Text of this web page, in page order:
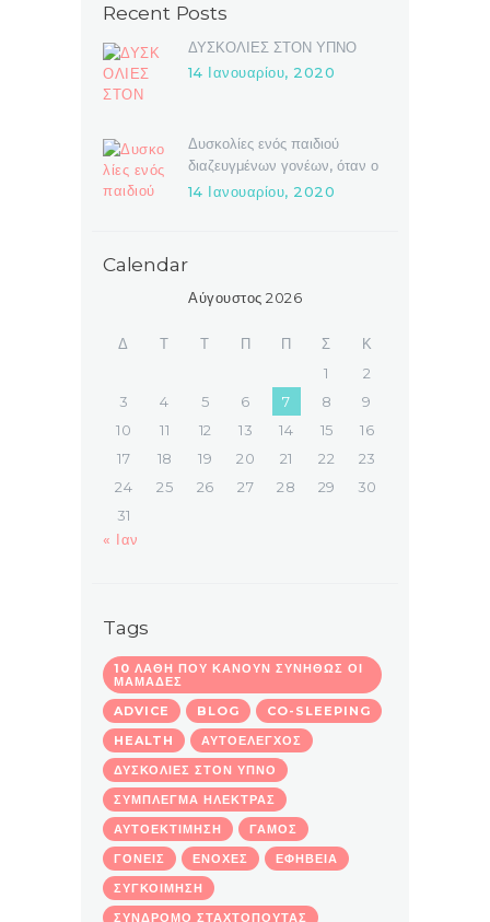
Recent Posts
ΔΥΣΚΟΛΙΕΣ ΣΤΟΝ ΥΠΝΟ
14 Ιανουαρίου, 2020
Δυσκολίες ενός παιδιού
διαζευγμένων γονέων, όταν ο
ένας γονέας δημιουργεί νέο
14 Ιανουαρίου, 2020
Calendar
Αύγουστος 2026
Δ Τ Τ Π Π Σ
Κ
1
2
3
4 5 6 7 8
9
10
11 12 13 14 15
16
17
18 19 20 21 22
23
24
25 26 27 28 29
30
31
« Ιαν
Tags
10 ΛΆΘΗ ΠΟΥ ΚΆΝΟΥΝ ΣΥΝΉΘΩΣ ΟΙ
ΜΑΜΆΔΕΣ
ADVICE
BLOG
CO-SLEEPING
HEALTH
ΑΥΤΟΈΛΕΓΧΟΣ
ΔΥΣΚΟΛΙΕΣ ΣΤΟΝ ΥΠΝΟ
ΣΎΜΠΛΕΓΜΑ ΗΛΈΚΤΡΑΣ
ΑΥΤΟΕΚΤΊΜΗΣΗ
ΓΆΜΟΣ
ΓΟΝΕΊΣ
ΕΝΟΧΈΣ
ΕΦΗΒΕΊΑ
ΣΥΓΚΟΊΜΗΣΗ
ΣΎΝΔΡΟΜΟ ΣΤΑΧΤΟΠΟΎΤΑΣ